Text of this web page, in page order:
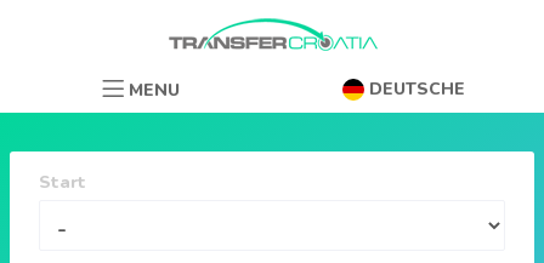
DEUTSCHE
MENU
Start